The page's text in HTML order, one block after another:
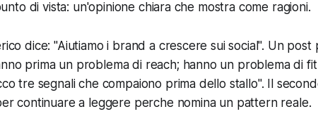
di vista: un'opinione chiara che mostra come ragioni.
dice: "Aiutiamo i brand a crescere sui social". Un
prima un problema di reach; hanno un problema di
tre segnali che compaiono prima dello stallo". Il
continuare a leggere perche nomina un pattern reale.